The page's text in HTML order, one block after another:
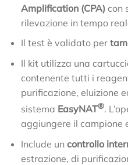
Amplification (CPA)con
rilevazione in tempo
Il test è validato per
Il kit utilizza una
contenente tutti i
purificazione, eluizione
sistema EasyNAT®.
aggiungere il campione
Include un controllo
estrazione, di